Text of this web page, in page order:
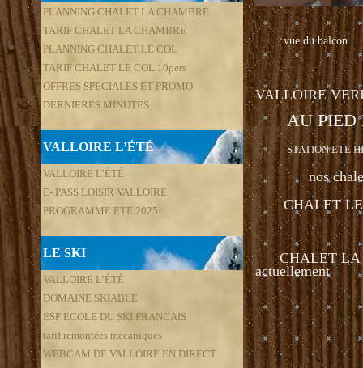
PLANNING CHALET LA CHAMBRE
TARIF CHALET LA CHAMBRE
PLANNING CHALET LE COL
TARIF CHALET LE COL 10pers
OFFRES SPECIALES ET PROMO
DERNIERES MINUTES
VALLOIRE L’ÉTÉ
VALLOIRE L’ÉTÉ
E- PASS LOISIR VALLOIRE
PROGRAMME ETE 2025
LE SKI
VALLOIRE L’ÉTÉ
DOMAINE SKIABLE
ESF ECOLE DU SKI FRANCAIS
tarif remontées mécaniques
WEBCAM DE VALLOIRE EN DIRECT
vue du balcon
VALLOIRE
AU PIED
STATION ETE
nos
CHALET LE
CHALET LA
actuellement